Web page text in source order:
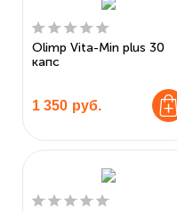
Olimp Vita-Min plus 30
капс
1 350 руб.